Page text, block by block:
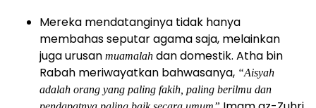
Mereka mendatanginya tidak hanya
membahas seputar agama saja, melainkan
juga urusan muamalah dan domestik. Atha bin
Rabah meriwayatkan bahwasanya, “Aisyah
adalah orang yang paling fakih, paling berilmu dan